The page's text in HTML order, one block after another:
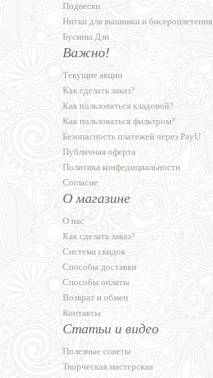
Подвески
Нитки для вышивки и бисероплетения
Бусины Дзи
Важно!
Текущие акции
Как сделать заказ?
Как пользоваться кладовой?
Как пользоваться фильтром?
Безопасность платежей через PayU
Публичная оферта
Политика конфедициальности
Согласие
О магазине
О нас
Как сделать заказ?
Система скидок
Способы доставки
Способы оплаты
Возврат и обмен
Контакты
Статьи и видео
Полезные советы
Творческая мастерская